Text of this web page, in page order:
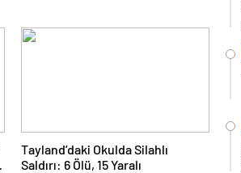
Tayland’daki Okulda Silahlı
Saldırı: 6 Ölü, 15 Yaralı